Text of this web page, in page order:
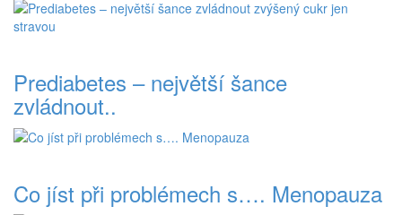
Prediabetes – největší šance
zvládnout..
Co jíst při problémech s…. Menopauza